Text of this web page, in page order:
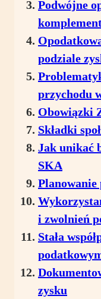
Podwójne
podziale
przychodu
Obowiązki
Składki
Jak unikać
SKA
Planowanie
i zwolnień
Stała
zysku